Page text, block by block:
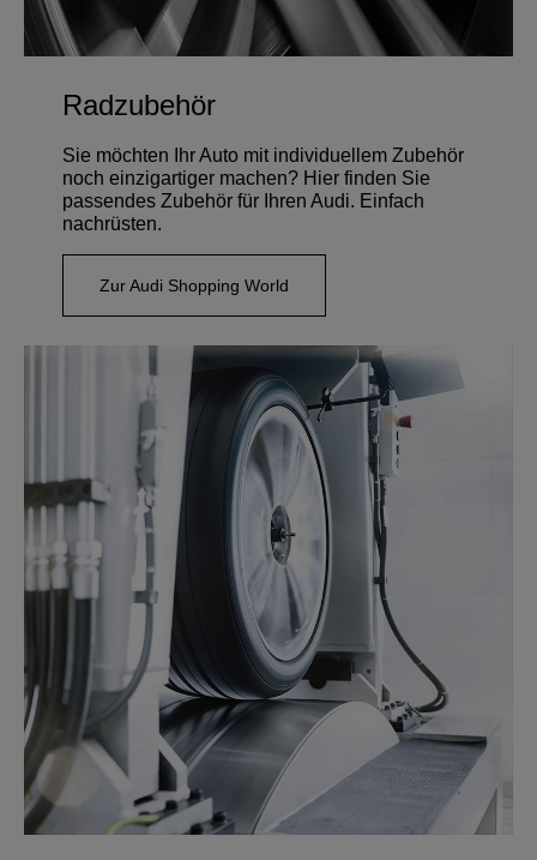
Radzubehör
Sie möchten Ihr Auto mit individuellem Zubehör
noch einzigartiger machen? Hier finden Sie
passendes Zubehör für Ihren Audi. Einfach
nachrüsten.
Zur Audi Shopping World